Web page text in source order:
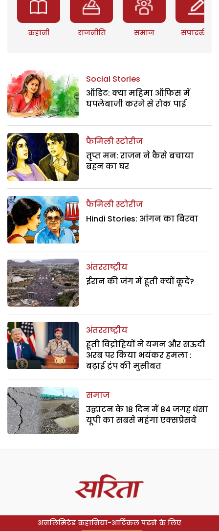
कहानी राजनीति समाज संपादकीय
Social Stories
ऑडिट: क्या महिमा ऑफिस में
घपलेबाजी करने से रोक पाई
फैमिली स्टोरीज
तृप्त मन: राजन ने कैसे बचाया
बहन का घर
फैमिली स्टोरीज
Hindi Stories: आंगन का बिरवा
अंतरराष्ट्रीय
ईरान की जंग में हूती क्यों कूदे?
अंतरराष्ट्रीय
हूती विद्रोहियों ने यमन और सऊदी
अरब पर किया भयंकर हमला :
बढ़ाई ट्रंप की मुसीबत
समाज
उद्घाटन के 18 दिन में 84 जगह धंसा
यूपी का सबसे महंगा एक्सप्रेसवे
अनलिमिटेड कहानियां-आर्टिकल पढ़ने के लिए